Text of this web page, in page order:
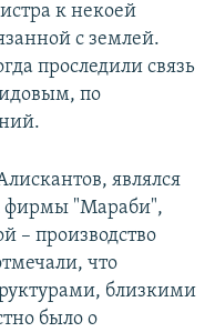
к некоей
с землей.
проследили связь
по
являлся
фирмы "Мараби",
– производство
что
близкими
было о